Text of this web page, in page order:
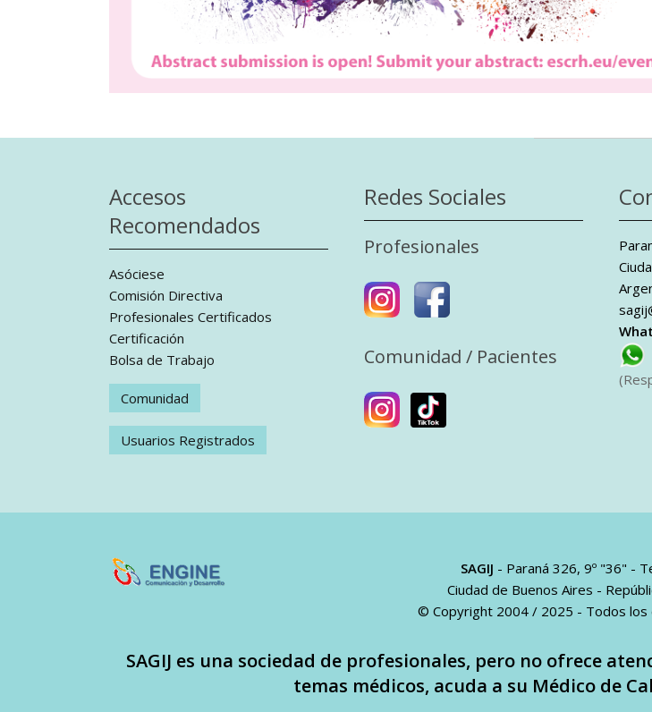
Accesos
Recomendados
Asóciese
Comisión Directiva
Profesionales Certificados
Certificación
Bolsa de Trabajo
Comunidad
Usuarios Registrados
Redes Sociales
Profesionales
Comunidad / Pacientes
SAGIJ - Paraná 326, 9º "36" -
Ciudad de Buenos Aires -
© Copyright 2004 / 2025 - Todos los
SAGIJ es una sociedad de profesionales, pero no ofrece
temas médicos, acuda a su Médico de